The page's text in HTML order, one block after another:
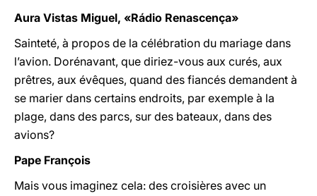
Aura Vistas Miguel, «Rádio Renascença»
Sainteté, à propos de la célébration du mariage dans
l’avion. Dorénavant, que diriez-vous aux curés, aux
prêtres, aux évêques, quand des fiancés demandent à
se marier dans certains endroits, par exemple à la
plage, dans des parcs, sur des bateaux, dans des
avions?
Pape François
Mais vous imaginez cela: des croisières avec un